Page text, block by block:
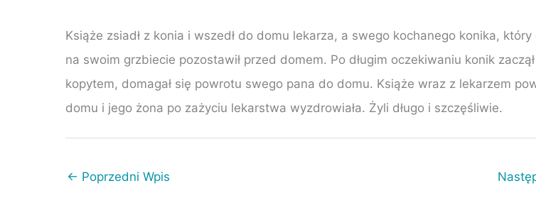
Książe zsiadł z konia i wszedł do domu lekarza, a swego kochanego konika, który
na swoim grzbiecie pozostawił przed domem. Po długim oczekiwaniu konik
kopytem, domagał się powrotu swego pana do domu. Książe wraz z lekarzem
domu i jego żona po zażyciu lekarstwa wyzdrowiała. Żyli długo i szczęśliwie.
← Poprzedni Wpis